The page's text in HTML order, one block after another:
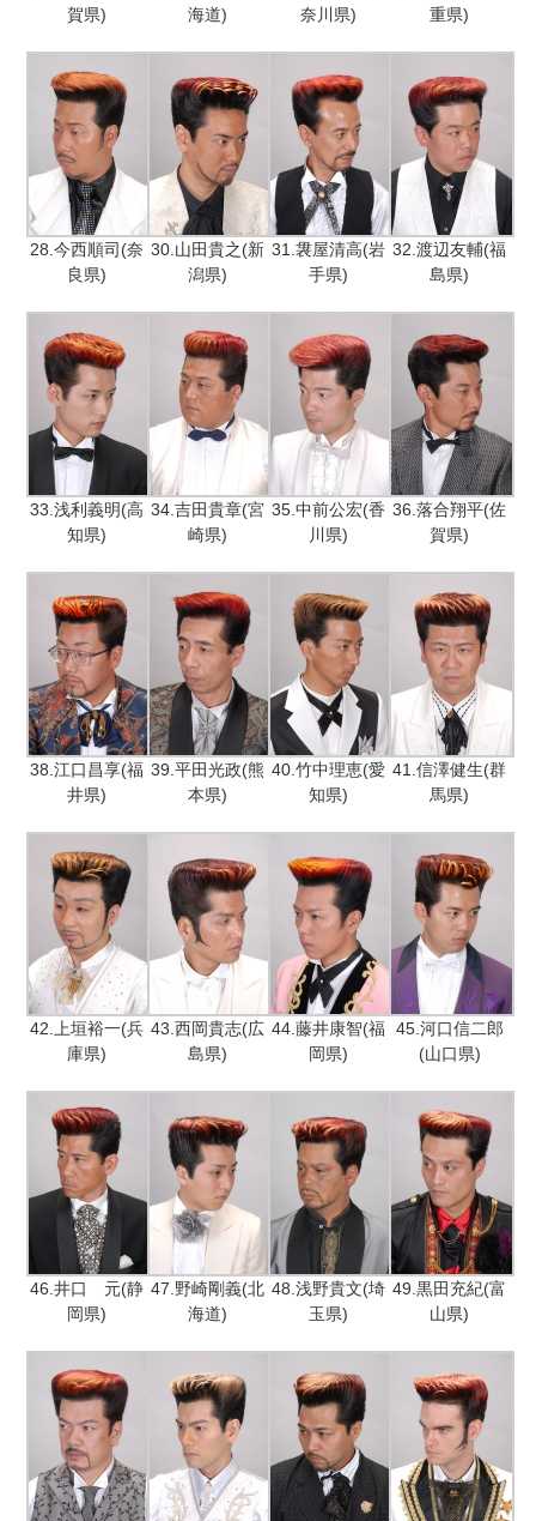
賀県)
海道)
奈川県)
重県)
28.今西順司(奈
良県)
30.山田貴之(新
潟県)
31.袰屋清高(岩
手県)
32.渡辺友輔(福
島県)
33.浅利義明(高
知県)
34.吉田貴章(宮
崎県)
35.中前公宏(香
川県)
36.落合翔平(佐
賀県)
38.江口昌享(福
井県)
39.平田光政(熊
本県)
40.竹中理恵(愛
知県)
41.信澤健生(群
馬県)
42.上垣裕一(兵
庫県)
43.西岡貴志(広
島県)
44.藤井康智(福
岡県)
45.河口信二郎
(山口県)
46.井口 元(静
岡県)
47.野崎剛義(北
海道)
48.浅野貴文(埼
玉県)
49.黒田充紀(富
山県)